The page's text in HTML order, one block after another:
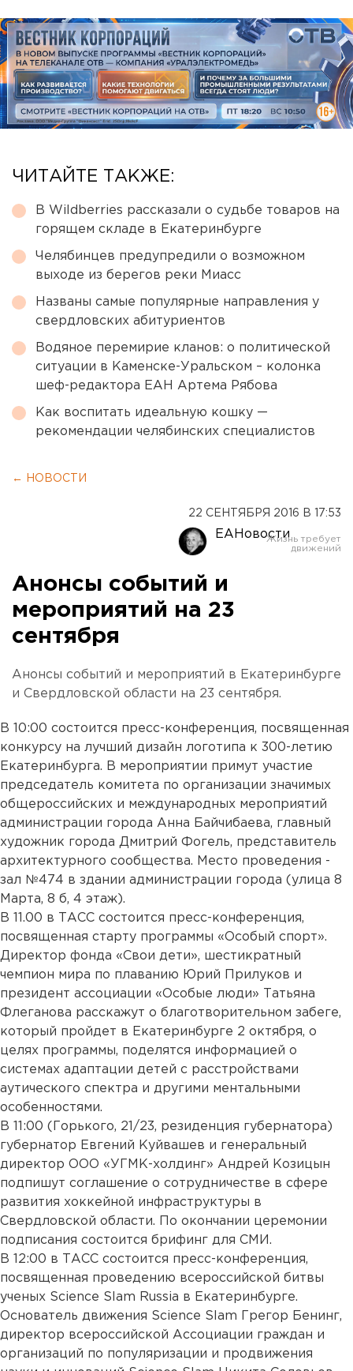
ЧИТАЙТЕ ТАКЖЕ:
В Wildberries рассказали о судьбе товаров на
горящем складе в Екатеринбурге
Челябинцев предупредили о возможном
выходе из берегов реки Миасс
Названы самые популярные направления у
свердловских абитуриентов
Водяное перемирие кланов: о политической
ситуации в Каменске-Уральском – колонка
шеф-редактора ЕАН Артема Рябова
Как воспитать идеальную кошку —
рекомендации челябинских специалистов
← НОВОСТИ
22 СЕНТЯБРЯ 2016 В 17:53
ЕАНовости
Анонсы событий и
мероприятий на 23
сентября
Анонсы событий и мероприятий в Екатеринбурге
и Свердловской области на 23 сентября.
В 10:00 состоится пресс-конференция, посвященная
конкурсу на лучший дизайн логотипа к 300-летию
Екатеринбурга. В мероприятии примут участие
председатель комитета по организации значимых
общероссийских и международных мероприятий
администрации города Анна Байчибаева, главный
художник города Дмитрий Фогель, представитель
архитектурного сообщества. Место проведения -
зал №474 в здании администрации города (улица 8
Марта, 8 б, 4 этаж).
В 11.00 в ТАСС состоится пресс-конференция,
посвященная старту программы «Особый спорт».
Директор фонда «Свои дети», шестикратный
чемпион мира по плаванию Юрий Прилуков и
президент ассоциации «Особые люди» Татьяна
Флеганова расскажут о благотворительном забеге,
который пройдет в Екатеринбурге 2 октября, о
целях программы, поделятся информацией о
системах адаптации детей с расстройствами
аутического спектра и другими ментальными
особенностями.
В 11:00 (Горького, 21/23, резиденция губернатора)
губернатор Евгений Куйвашев и генеральный
директор ООО «УГМК-холдинг» Андрей Козицын
подпишут соглашение о сотрудничестве в сфере
развития хоккейной инфраструктуры в
Свердловской области. По окончании церемонии
подписания состоится брифинг для СМИ.
В 12:00 в ТАСС состоится пресс-конференция,
посвященная проведению всероссийской битвы
ученых Science Slam Russia в Екатеринбурге.
Основатель движения Science Slam Грегор Бенинг,
директор всероссийской Ассоциации граждан и
организаций по популяризации и продвижения